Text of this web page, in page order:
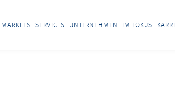
MARKETS SERVICES UNTERNEHMEN IM FOKUS